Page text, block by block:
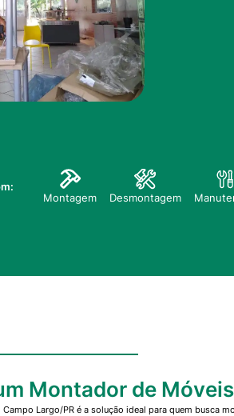
Montagem
Desmontagem
Montador de
Largo/PR é a solução ideal para quem busca